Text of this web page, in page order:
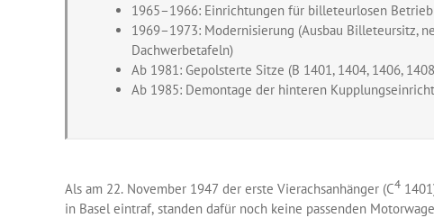
1965–1966: Einrichtungen für billeteurlosen
1969–1973: Modernisierung (Ausbau Billeteursitz,
Dachwerbetafeln)
Ab 1981: Gepolsterte Sitze (B 1401, 1404, 1406,
Ab 1985: Demontage der hinteren
Als am 22. November 1947 der erste Vierachsanhänger (C4
in Basel eintraf, standen dafür noch keine passenden